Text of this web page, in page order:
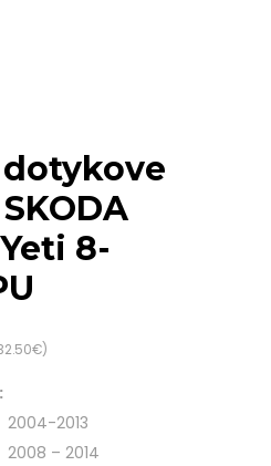
8-
€)
2004-2013
2008 – 2014